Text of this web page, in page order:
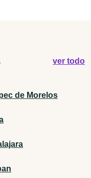
ver todo
de Morelos